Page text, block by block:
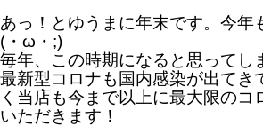
あっ！とゆうまに年末です。今年
(・ω・;)
毎年、この時期になると思ってし
最新型コロナも国内感染が出てき
く当店も今まで以上に最大限のコ
いただきます！